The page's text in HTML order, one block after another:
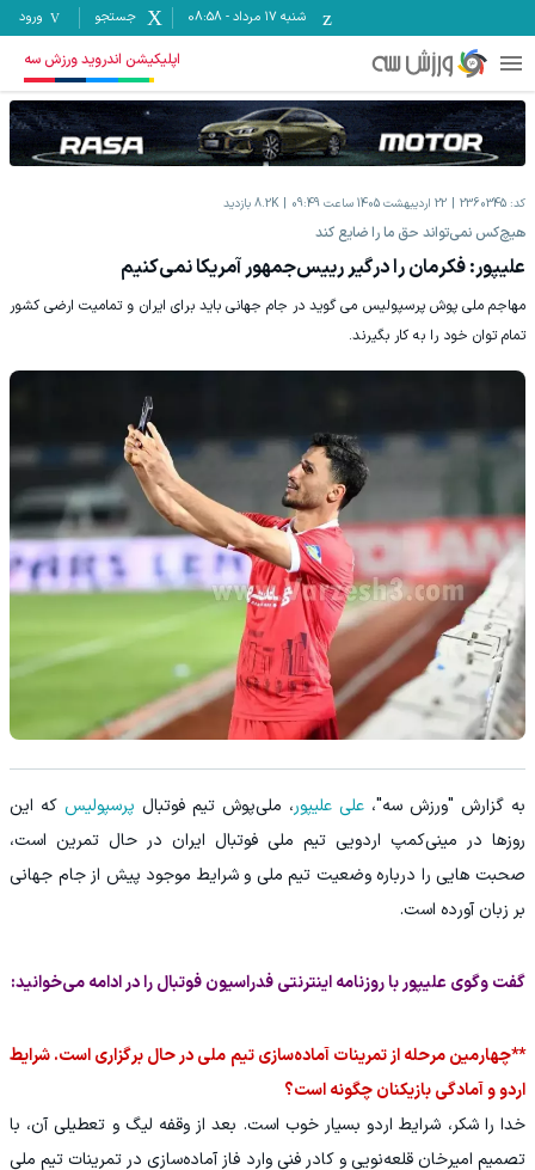
شنبه ۱۷ مرداد -
08:58 جستجو ورود
اپلیکیشن اندروید ورزش سه
کد: 2360345 22 اردیبهشت 1405 ساعت 09:49 8.2K بازدید
هیچ‌کس نمی‌تواند حق ما را ضایع کند
علیپور: فکرمان را درگیر رییس‌جمهور آمریکا نمی‌کنیم
مهاجم ملی پوش پرسپولیس می گوید در جام جهانی باید برای ایران و تمامیت ارضی کشور
تمام توان خود را به کار بگیرند.
به گزارش "ورزش سه"، علی علیپور، ملی‌پوش تیم فوتبال پرسپولیس که این
روزها در مینی‌کمپ اردویی تیم ملی فوتبال ایران در حال تمرین است،
صحبت هایی را درباره وضعیت تیم ملی و شرایط موجود پیش از جام جهانی
بر زبان آورده است.
گفت وگوی علیپور با روزنامه اینترنتی فدراسیون فوتبال را در ادامه می‌خوانید:
**چهارمین مرحله از تمرینات آماده‌سازی تیم ملی در حال برگزاری است. شرایط
اردو و آمادگی بازیکنان چگونه است؟
خدا را شکر، شرایط اردو بسیار خوب است. بعد از وقفه لیگ و تعطیلی آن، با
تصمیم امیرخان قلعه‌نویی و کادر فنی وارد فاز آماده‌سازی در تمرینات تیم ملی